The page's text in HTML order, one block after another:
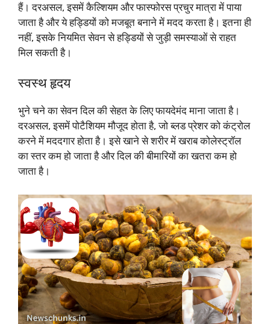
हैं। दरअसल, इसमें कैल्शियम और फास्फोरस प्रचुर मात्रा में पाया
जाता है और ये हड्डियों को मजबूत बनाने में मदद करता है। इतना ही
नहीं, इसके नियमित सेवन से हड्डियों से जुड़ी समस्याओं से राहत
मिल सकती है।
स्वस्थ हृदय
भुने चने का सेवन दिल की सेहत के लिए फायदेमंद माना जाता है।
दरअसल, इसमें पोटैशियम मौजूद होता है, जो ब्लड प्रेशर को कंट्रोल
करने में मददगार होता है। इसे खाने से शरीर में खराब कोलेस्ट्रॉल
का स्तर कम हो जाता है और दिल की बीमारियों का खतरा कम हो
जाता है।